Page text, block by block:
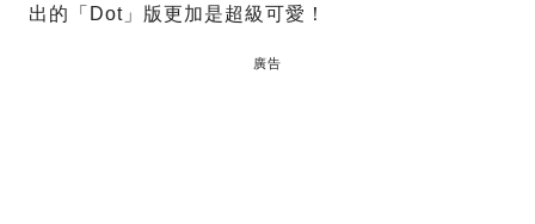
出的「Dot」版更加是超級可愛！
廣告